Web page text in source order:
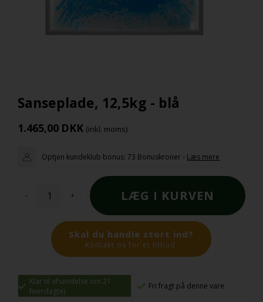
Sanseplade, 12,5kg - blå
1.465,00 DKK (inkl. moms)
Optjen kundeklub bonus:73 Bonuskroner - Læs mere
- +
Skal du handle stort ind?
Kontakt os for et tilbud.
Klar til afsendelse om 21
hverdag(e)
Fri fragt på denne vare